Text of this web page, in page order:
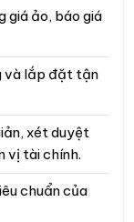
giá ảo, báo giá
và lắp đặt tận
xét duyệt
vị tài chính.
chuẩn của